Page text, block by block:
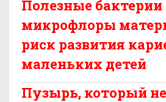
Полезные бактерии
микрофлоры
риск развития
маленьких детей
Пузырь, который